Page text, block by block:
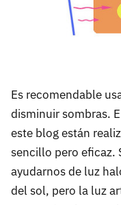
Es recomendable
disminuir sombras.
este blog están
sencillo pero eficaz.
ayudarnos de luz
del sol, pero la luz